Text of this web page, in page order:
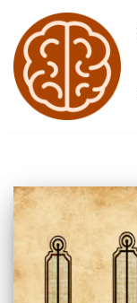
Aller
au
contenu